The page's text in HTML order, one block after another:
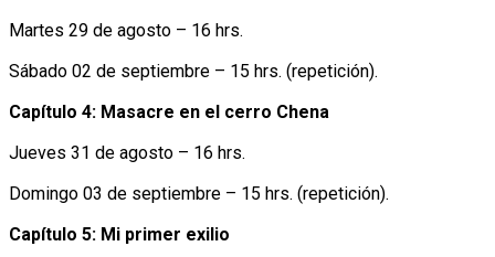
Martes 29 de agosto – 16 hrs.
Sábado 02 de septiembre – 15 hrs. (repetición).
Capítulo 4: Masacre en el cerro Chena
Jueves 31 de agosto – 16 hrs.
Domingo 03 de septiembre – 15 hrs. (repetición).
Capítulo 5: Mi primer exilio